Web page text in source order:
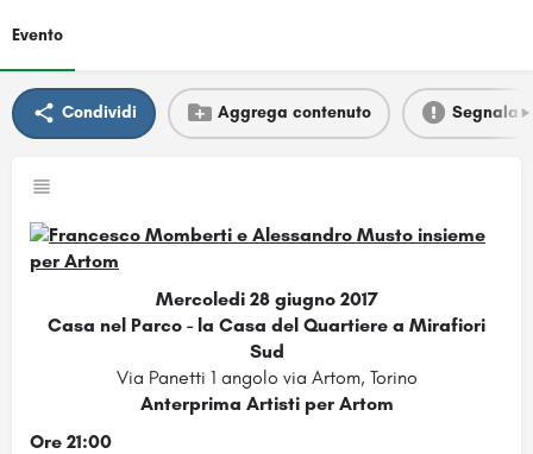
Evento
Condividi Aggrega contenuto Segnala
Mercoledi 28 giugno 2017
Casa nel Parco - la Casa del Quartiere a Mirafiori
Sud
Via Panetti 1 angolo via Artom, Torino
Anterprima Artisti per Artom
Ore 21:00